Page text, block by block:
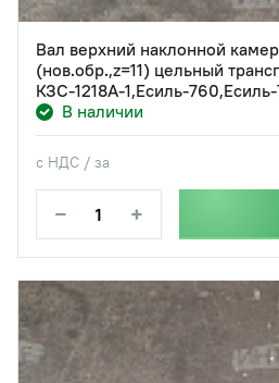
Вал верхний наклонной
(нов.обр.,z=11) цельный
КЗС-1218А-1,Есиль-
В наличии
с НДС / за
− +